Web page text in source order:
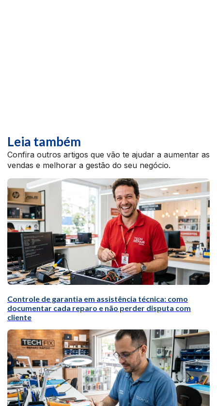
Leia também
Confira outros artigos que vão te ajudar a aumentar as
vendas e melhorar a gestão do seu negócio.
Controle de garantia em assistência técnica: como
documentar cada reparo e não perder disputa com
cliente